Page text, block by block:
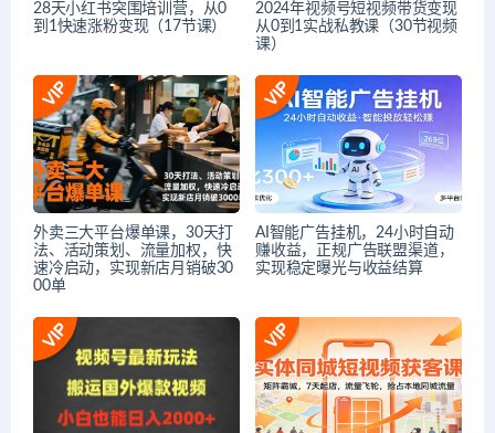
28天小红书突围培训营，从0
到1快速涨粉变现（17节课）
2024年视频号短视频带货变现
从0到1实战私教课（30节视频
课）
外卖三大平台爆单课，30天打
法、活动策划、流量加权，快
速冷启动，实现新店月销破30
00单
AI智能广告挂机，24小时自动
赚收益，正规广告联盟渠道，
实现稳定曝光与收益结算